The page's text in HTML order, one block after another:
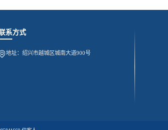
系方式
地址：绍兴市越城区城南大道900号